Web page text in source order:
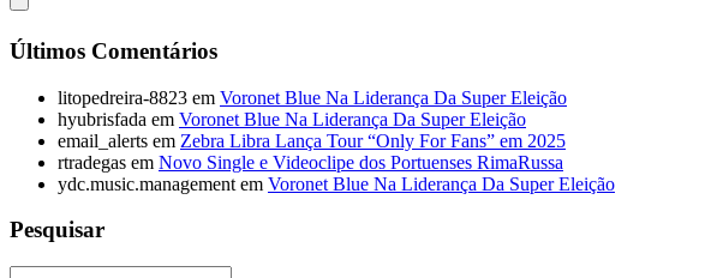
Últimos Comentários
litopedreira-8823 em Voronet Blue Na Liderança Da Super Eleição
hyubrisfada em Voronet Blue Na Liderança Da Super Eleição
email_alerts em Zebra Libra Lança Tour “Only For Fans” em 2025
rtradegas em Novo Single e Videoclipe dos Portuenses RimaRussa
ydc.music.management em Voronet Blue Na Liderança Da Super Eleição
Pesquisar